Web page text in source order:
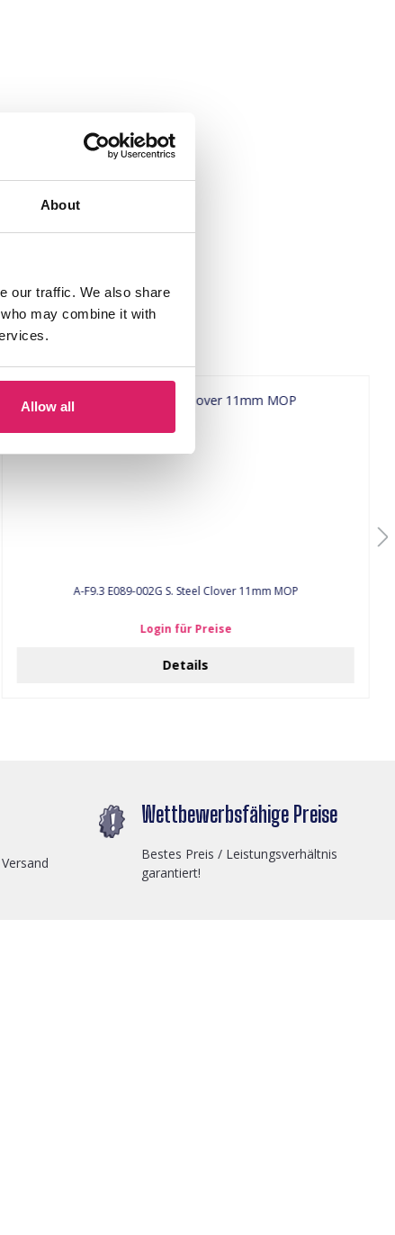
About
our traffic. We also share
may combine it with
Allow all
A-F9.3 E089-002G S. Steel Clover 11mm MOP
Login für Preise
Details
Wettbewerbsfähige Preise
Bestes Preis / Leistungsverhältnis
garantiert!